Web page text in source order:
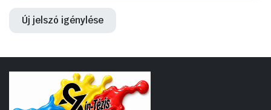
Új jelszó igénylése